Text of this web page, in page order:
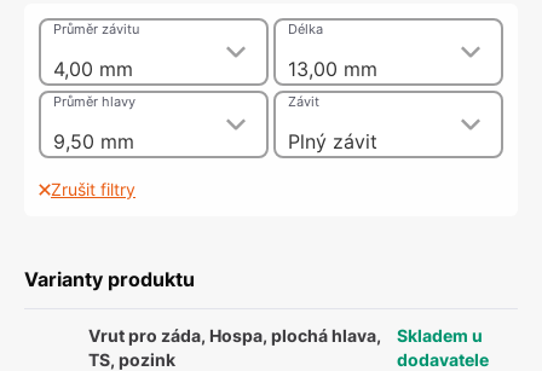
4,00 mm
Průměr závitu
13,00 mm
Délka
9,50 mm
Průměr hlavy
Plný závit
Závit
Zrušit filtry
Varianty produktu
Vrut pro záda, Hospa, plochá hlava,
TS, pozink
Skladem u
dodavatele